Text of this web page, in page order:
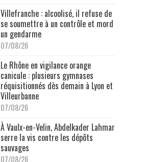
Villefranche : alcoolisé, il refuse de
se soumettre à un contrôle et mord
un gendarme
07/08/26
Le Rhône en vigilance orange
canicule : plusieurs gymnases
réquisitionnés dès demain à Lyon et
Villeurbanne
07/08/26
À Vaulx-en-Velin, Abdelkader Lahmar
serre la vis contre les dépôts
sauvages
07/08/26